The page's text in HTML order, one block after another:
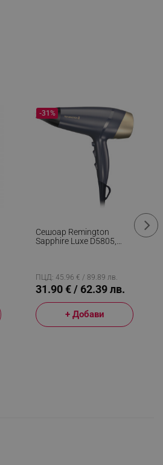
Сешоар Remington
Sapphire Luxe D5805,
-31%
ПЦД: 45.96 € / 89.89 лв.
31.90 € / 62.39 лв.
+ Добави